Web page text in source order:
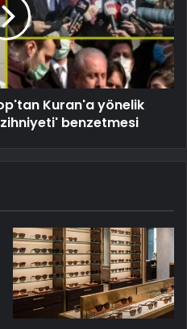
Kuran'a yönelik
zihniyeti' benzetmesi